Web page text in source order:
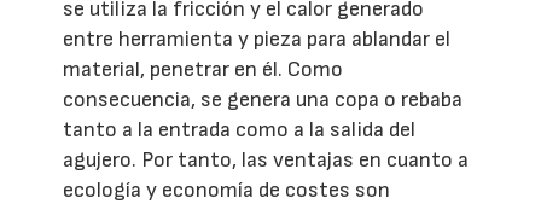
se utiliza la fricción y el calor generado
entre herramienta y pieza para ablandar el
material, penetrar en él. Como
consecuencia, se genera una copa o rebaba
tanto a la entrada como a la salida del
agujero. Por tanto, las ventajas en cuanto a
ecología y economía de costes son